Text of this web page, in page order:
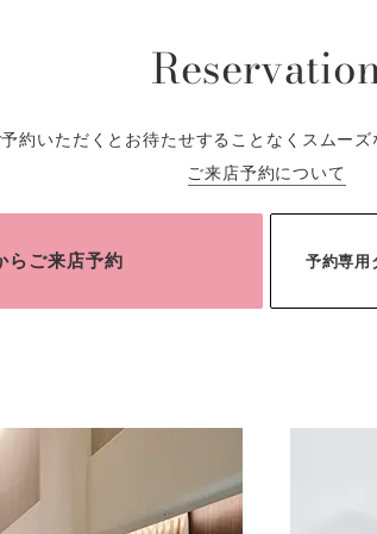
約いただくとお待たせすることなくスムーズ
ご来店予約について
らご来店予約 予約専用